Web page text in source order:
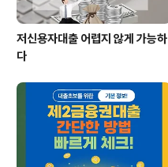
저신용자대출 어렵지 않게 가능하
다